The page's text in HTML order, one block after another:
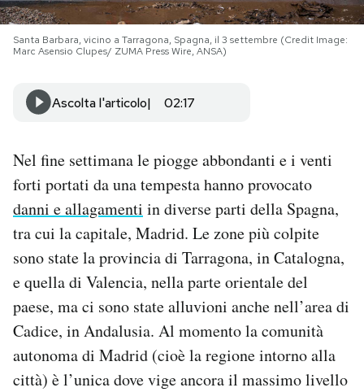
I MIEI PREFERITI
CALENDARIO
AREA PERSONALE
Area Personale
Notifiche mobile
Regala il Post
Hai bisogno di aiuto?
Esci
Santa Barbara, vicino a Tarragona, Spagna, il 3 settembre (Credit Image:
Marc Asensio Clupes/ ZUMA Press Wire, ANSA)
Ascolta l'articolo 02:17
Nel fine settimana le piogge abbondanti e i venti
forti portati da una tempesta hanno provocato
danni e allagamenti in diverse parti della Spagna,
tra cui la capitale, Madrid. Le zone più colpite
sono state la provincia di Tarragona, in Catalogna,
e quella di Valencia, nella parte orientale del
paese, ma ci sono state alluvioni anche nell’area di
Cadice, in Andalusia. Al momento la comunità
autonoma di Madrid (cioè la regione intorno alla
città) è l’unica dove vige ancora il massimo livello